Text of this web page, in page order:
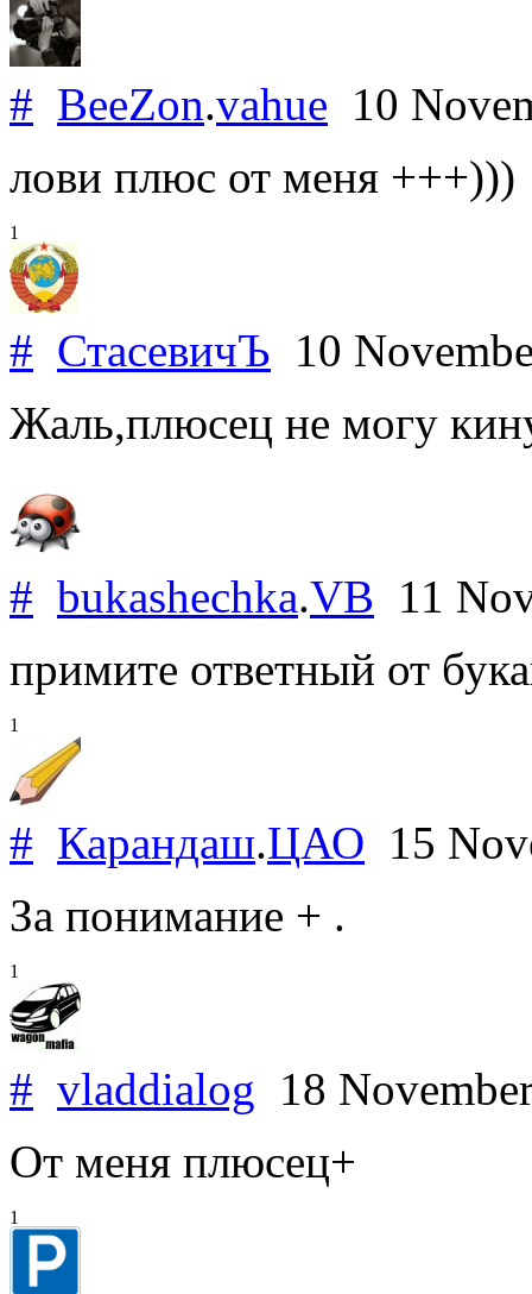
# BeeZon.vahue 10
лови плюс от меня +++)))
1
# СтасевичЪ 10
Жаль,плюсец не могу
# bukashechka.VB 11
примите ответный от
1
# Карандаш.ЦАО 15
За понимание + .
1
# vladdialog 18
От меня плюсец+
1